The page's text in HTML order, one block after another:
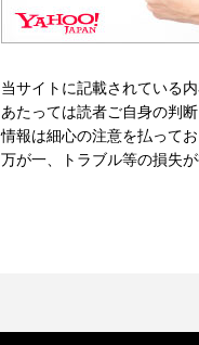
当サイトに記載されている
あたっては読者ご自身の判
情報は細心の注意を払って
万が一、トラブル等の損失